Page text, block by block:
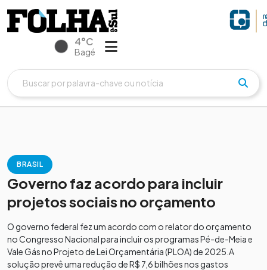
4°C
Bagé
BRASIL
Governo faz acordo para incluir
projetos sociais no orçamento
O governo federal fez um acordo com o relator do orçamento
no Congresso Nacional para incluir os programas Pé-de-Meia e
Vale Gás no Projeto de Lei Orçamentária (PLOA) de 2025.A
solução prevê uma redução de R$ 7,6 bilhões nos gastos